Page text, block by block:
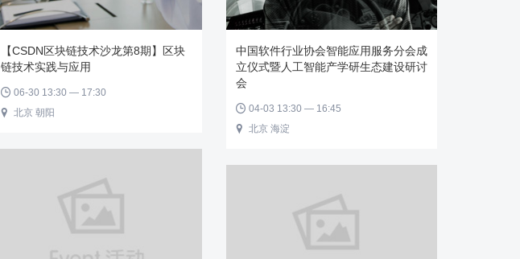
【CSDN区块链技术沙龙第8期】区块
链技术实践与应用
 06-30 13:30 — 17:30
 北京 朝阳
中国软件行业协会智能应用服务分会成
立仪式暨人工智能产学研生态建设研讨
会
 04-03 13:30 — 16:45
 北京 海淀